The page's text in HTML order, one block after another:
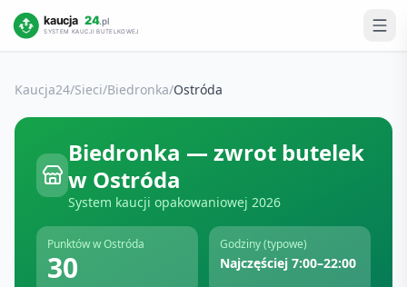
Kaucja24/Sieci/Biedronka/Ostróda
Biedronka — zwrot butelek
w Ostróda
System kaucji opakowaniowej2026
Punktów wOstróda
30
Godziny (typowe)
Najczęściej 7:00–22:00